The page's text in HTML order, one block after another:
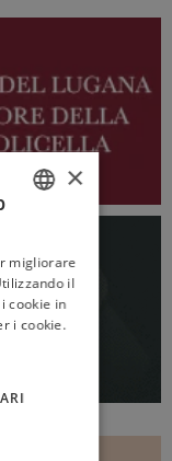
ENGLISH
×
migliorare
il
cookie in
i cookie.